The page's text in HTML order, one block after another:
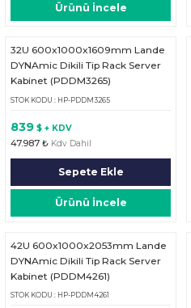
Ürünü İncele
32U 600x1000x1609mm Lande
DYNAmic Dikili Tip Rack Server
Kabinet (PDDM3265)
STOK KODU : HP-PDDM3265
839 $ + KDV
47.987 ₺ Kdv Dahil
Sepete Ekle
Ürünü İncele
42U 600x1000x2053mm Lande
DYNAmic Dikili Tip Rack Server
Kabinet (PDDM4261)
STOK KODU : HP-PDDM4261